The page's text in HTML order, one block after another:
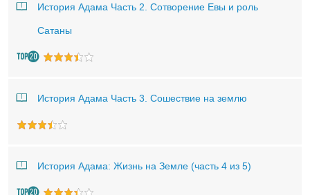
История Адама Часть 2. Сотворение Евы и роль
Сатаны
История Адама Часть 3. Сошествие на землю
История Адама: Жизнь на Земле (часть 4 из 5)